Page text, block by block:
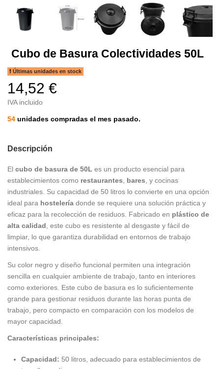
Cubo de Basura Colectividades 50L
Últimas unidades en stock
14,52 €
IVA incluido
54 unidades compradas el mes pasado.
Descripción
El cubo de basura de 50L es un producto esencial para
establecimientos como restaurantes bares , y cocinas
industriales. Su capacidad de 50 litros lo convierte en una opción
ideal para hostelería donde se requiere una solución práctica y
eficaz para la recolección de residuos. Fabricado en plástico de
alta calidad , este cubo es resistente al desgaste y fácil de
limpiar, lo que garantiza durabilidad en entornos de trabajo
intensivos.
Su color negro y diseño funcional permiten una integración
sencilla en cualquier ambiente de trabajo, tanto en interiores
como exteriores. Este cubo de basura es lo suficientemente
grande para gestionar residuos durante las horas punta de
trabajo, pero compacto en comparación con los modelos de
mayor capacidad.
Características principales:
Capacidad: 50 litros, adecuado para establecimientos de